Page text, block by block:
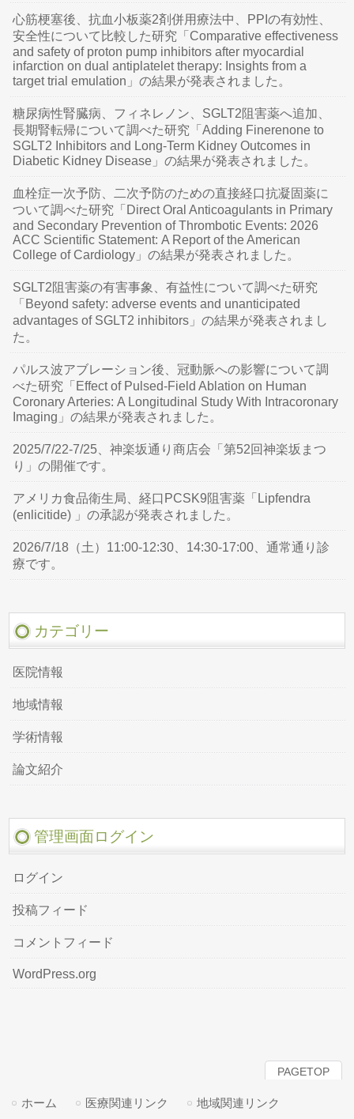
心筋梗塞後、抗血小板薬2剤併用療法中、PPIの有効性、
安全性について比較した研究「Comparative effectiveness
and safety of proton pump inhibitors after myocardial
infarction on dual antiplatelet therapy: Insights from a
target trial emulation」の結果が発表されました。
糖尿病性腎臓病、フィネレノン、SGLT2阻害薬へ追加、
長期腎転帰について調べた研究「Adding Finerenone to
SGLT2 Inhibitors and Long-Term Kidney Outcomes in
Diabetic Kidney Disease」の結果が発表されました。
血栓症一次予防、二次予防のための直接経口抗凝固薬に
ついて調べた研究「Direct Oral Anticoagulants in Primary
and Secondary Prevention of Thrombotic Events: 2026
ACC Scientific Statement: A Report of the American
College of Cardiology」の結果が発表されました。
SGLT2阻害薬の有害事象、有益性について調べた研究
「Beyond safety: adverse events and unanticipated
advantages of SGLT2 inhibitors」の結果が発表されまし
た。
パルス波アブレーション後、冠動脈への影響について調
べた研究「Effect of Pulsed-Field Ablation on Human
Coronary Arteries: A Longitudinal Study With Intracoronary
Imaging」の結果が発表されました。
2025/7/22-7/25、神楽坂通り商店会「第52回神楽坂まつ
り」の開催です。
アメリカ食品衛生局、経口PCSK9阻害薬「Lipfendra
(enlicitide) 」の承認が発表されました。
2026/7/18（土）11:00-12:30、14:30-17:00、通常通り診
療です。
カテゴリー
医院情報
地域情報
学術情報
論文紹介
管理画面ログイン
ログイン
投稿フィード
コメントフィード
WordPress.org
PAGETOP
ホーム 医療関連リンク 地域関連リンク